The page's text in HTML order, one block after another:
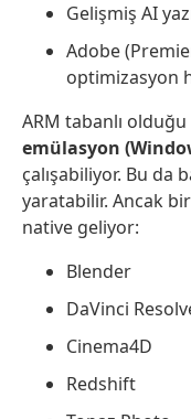
Gelişmiş AI
Adobe
optimizasyon
ARM tabanlı olduğu
emülasyon
çalışabiliyor. Bu da
yaratabilir. Ancak
native geliyor:
Blender
DaVinci
Cinema4D
Redshift